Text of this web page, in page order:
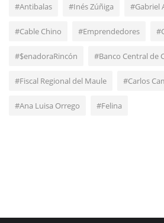
#Antibalas #Inés Zúñiga #Gabriel
#Cable Chino #Emprendedores
#$enadoraRincón #Banco Central de
#Fiscal Regional del Maule #Carlos
#Ana Luisa Orrego #Felina